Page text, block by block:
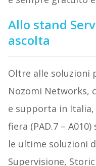
Allo stand
ascolta
Oltre alle soluzioni
Nozomi Networks,
e supporta in
fiera (PAD.7 –
le ultime soluzioni
Supervisione,